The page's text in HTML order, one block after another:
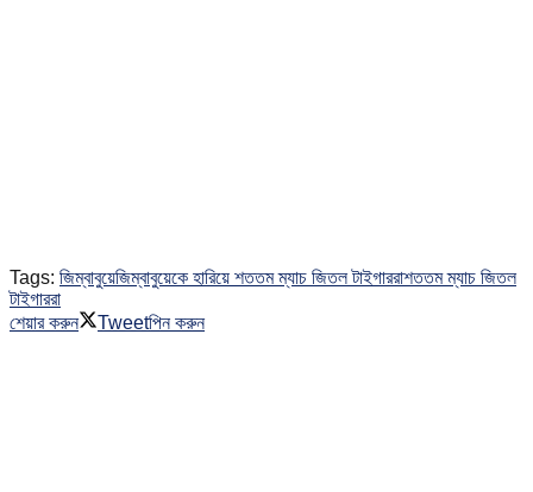
Tags: জিম্বাবুয়েজিম্বাবুয়েকে হারিয়ে শততম ম্যাচ জিতল টাইগাররাশততম ম্যাচ জিতল
টাইগাররা
শেয়ার করুন
Tweetপিন করুন